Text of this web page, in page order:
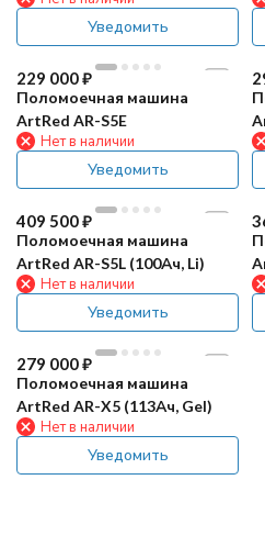
Уведомить
229 000₽
Поломоечная машина
ArtRed AR-S5E
Нет в наличии
Уведомить
409 500₽
Поломоечная машина
ArtRed AR-S5L (100Ач, Li)
Нет в наличии
Уведомить
279 000₽
Поломоечная машина
ArtRed AR-X5 (113Ач, Gel)
Нет в наличии
Уведомить